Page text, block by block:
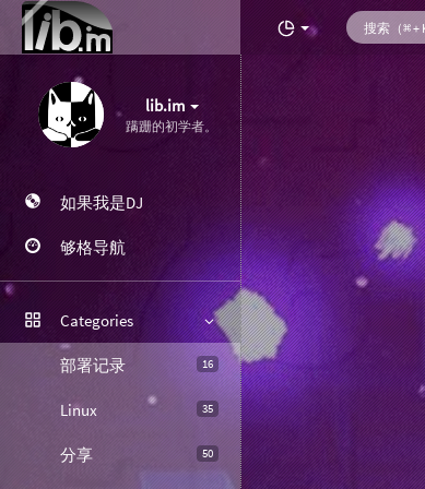
lib.im
蹒跚的初学者。
如果我是DJ
够格导航
Categories
16
部署记录
35
Linux
50
分享